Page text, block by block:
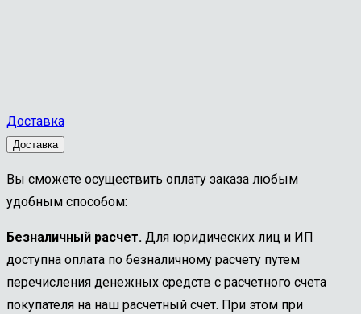
Доставка
Доставка
Вы сможете осуществить оплату заказа любым
удобным способом:
Безналичный расчет. Для юридических лиц и ИП
доступна оплата по безналичному расчету путем
перечисления денежных средств с расчетного счета
покупателя на наш расчетный счет. При этом при